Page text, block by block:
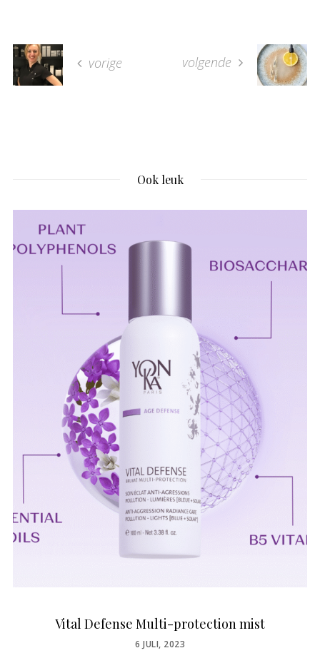
vorige volgende
Ook leuk
Vital Defense Multi-protection mist
POSTED
6 JULI, 2023